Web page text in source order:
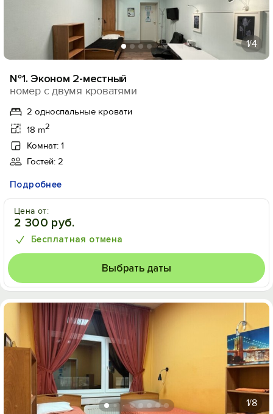
1/4
№1. Эконом 2-местный
номер с двумя кроватями
2 односпальные кровати
18 m2
Комнат: 1
Гостей: 2
Подробнее
Цена от:
2 300 руб.
Бесплатная отмена
Выбрать даты
1/8